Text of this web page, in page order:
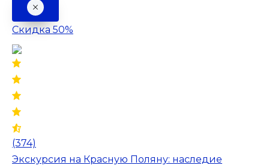
Скидка 50%
(374)
Экскурсия на Красную Поляну: наследие